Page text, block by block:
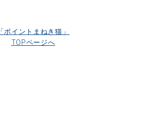
「ポイントまねき猫」
TOPページへ